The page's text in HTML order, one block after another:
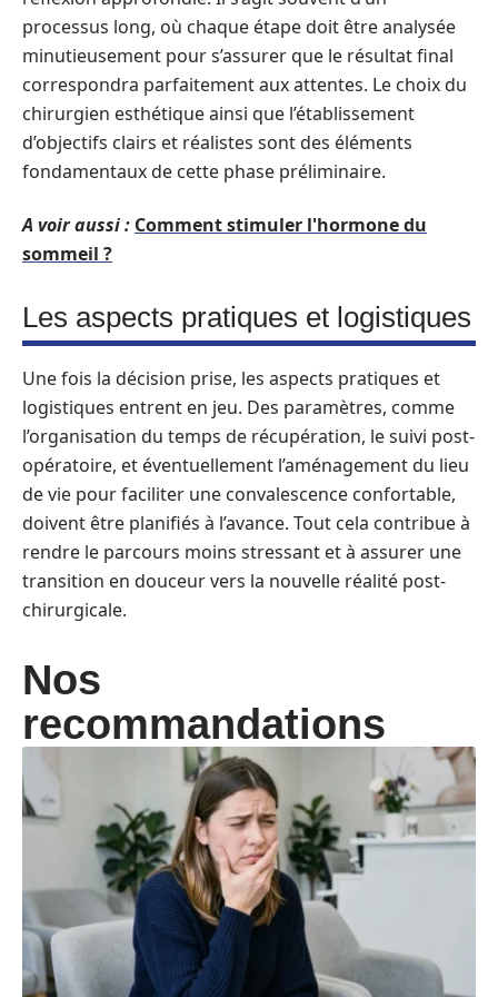
processus long, où chaque étape doit être analysée
minutieusement pour s’assurer que le résultat final
correspondra parfaitement aux attentes. Le choix du
chirurgien esthétique ainsi que l’établissement
d’objectifs clairs et réalistes sont des éléments
fondamentaux de cette phase préliminaire.
A voir aussi : Comment stimuler l'hormone du
sommeil ?
Les aspects pratiques et logistiques
Une fois la décision prise, les aspects pratiques et
logistiques entrent en jeu. Des paramètres, comme
l’organisation du temps de récupération, le suivi post-
opératoire, et éventuellement l’aménagement du lieu
de vie pour faciliter une convalescence confortable,
doivent être planifiés à l’avance. Tout cela contribue à
rendre le parcours moins stressant et à assurer une
transition en douceur vers la nouvelle réalité post-
chirurgicale.
Nos
recommandations